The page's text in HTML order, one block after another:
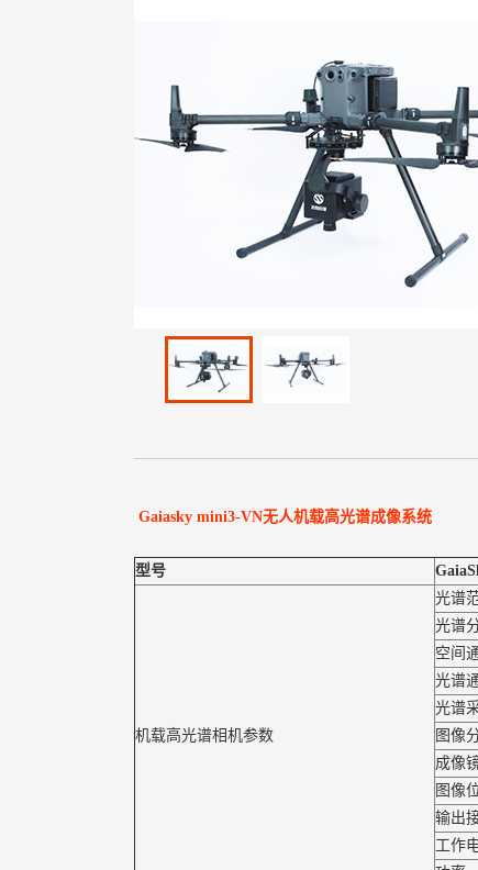
Gaiasky mini3-VN无人机载高光谱成像系统
型号
机载高光谱相机参数
光谱
光谱
空间
光谱
光谱
图像
成像
图像
输出
工作